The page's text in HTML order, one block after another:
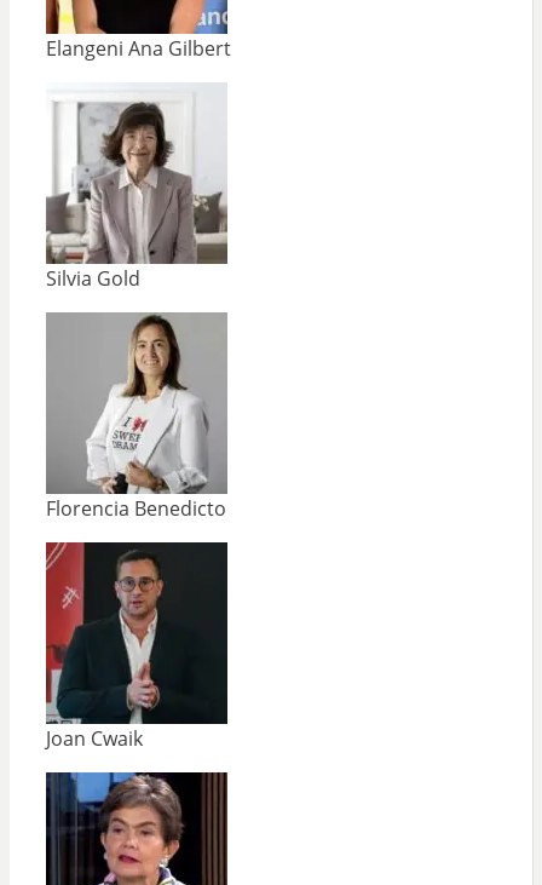
Elangeni Ana Gilbert
Silvia Gold
Florencia Benedicto
Joan Cwaik